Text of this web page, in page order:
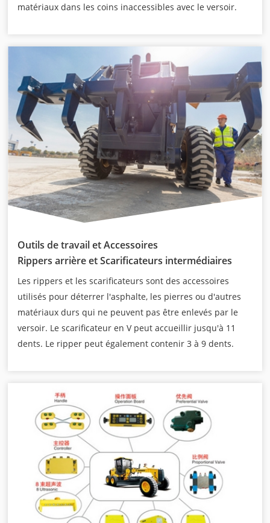
matériaux dans les coins inaccessibles avec le versoir.
Outils de travail et Accessoires
Rippers arrière et Scarificateurs intermédiaires
Les rippers et les scarificateurs sont des accessoires
utilisés pour déterrer l'asphalte, les pierres ou d'autres
matériaux durs qui ne peuvent pas être enlevés par le
versoir. Le scarificateur en V peut accueillir jusqu'à 11
dents. Le ripper peut également contenir 3 à 9 dents.